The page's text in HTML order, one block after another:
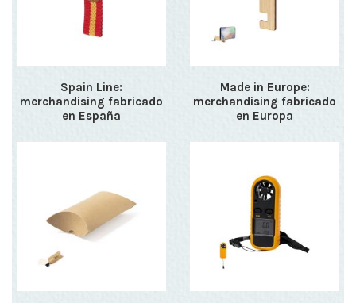
Spain Line:
merchandising fabricado
en España
Made in Europe:
merchandising fabricado
en Europa